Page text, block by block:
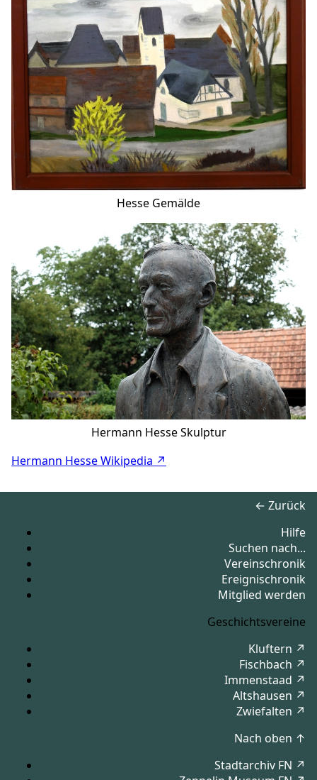
Hesse Gemälde
Hermann Hesse Skulptur
Hermann Hesse Wikipedia ↗
← Zurück
Hilfe
Suchen nach...
Vereinschronik
Ereignischronik
Mitglied werden
Geschichtsvereine
Kluftern ↗
Fischbach ↗
Immenstaad ↗
Altshausen ↗
Zwiefalten ↗
Nach oben ↑
Stadtarchiv FN ↗